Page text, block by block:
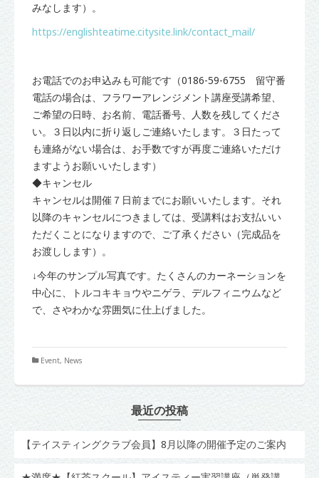
みなします）。
https://englishteatime.citysite.link/contact_mail/
お電話でのお申込みも可能です（0186-59-6755 留守番
電話の場合は、フラワーアレンジメント講座受講希望、
ご希望の日時、お名前、電話番号、人数を残してくださ
い。３日以内に折り返しご連絡いたします。３日たって
も連絡がない場合は、お手数ですが再度ご連絡いただけ
ますようお願いいたします）
◆キャンセル
キャンセルは開催７日前までにお願いいたします。それ
以降のキャンセルにつきましては、受講料はお支払いい
ただくことになりますので、ご了承ください（完成品を
お渡しします）。
↓今年のサンプル写真です。たくさんのカーネーションを
中心に、トルコキキョウやニゲラ、デルフィニウムなど
で、さやわかな雰囲気に仕上げました。
Event, News
最近の投稿
【テイスティングクラブ会員】8月以降の開催予定のご案内